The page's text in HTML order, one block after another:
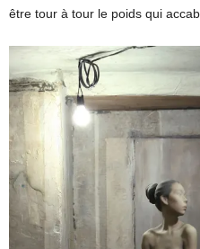
être tour à tour le poids qui